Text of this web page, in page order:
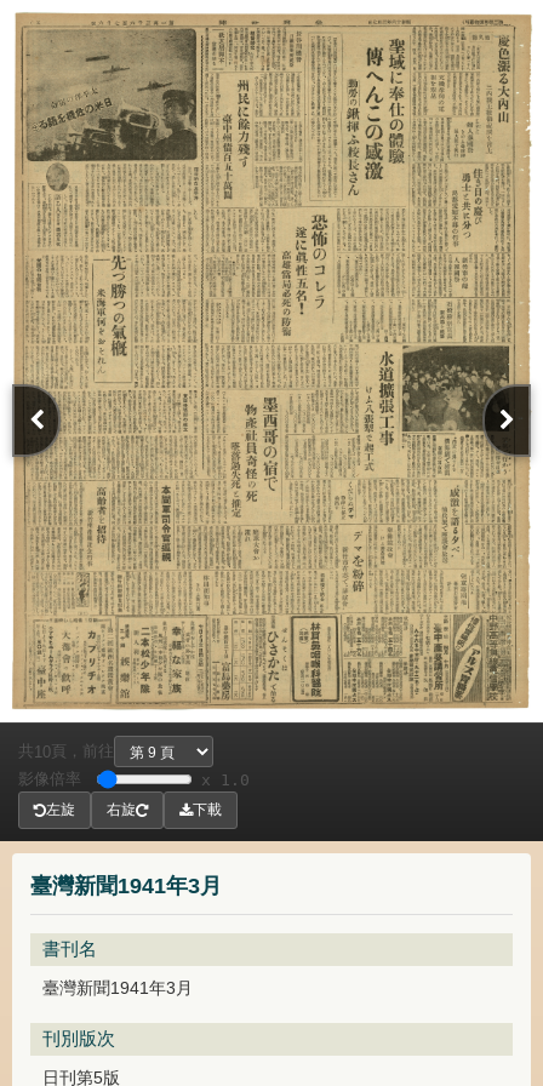
臺灣新聞1941年3月
書刊名
臺灣新聞1941年3月
刊別版次
日刊第5版
共 10頁， 前往
影像倍率
x 1.0
左旋 右旋 下載